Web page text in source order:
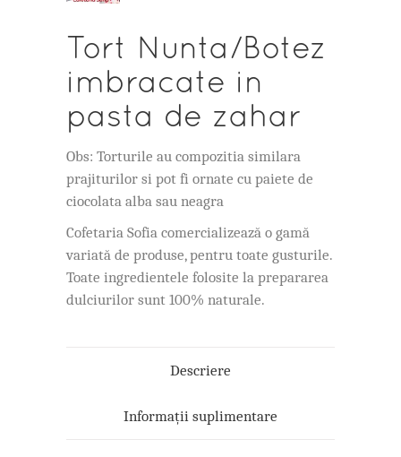
Tort Nunta/Botez
imbracate in
pasta de zahar
Obs: Torturile au compozitia similara
prajiturilor si pot fi ornate cu paiete de
ciocolata alba sau neagra
Cofetaria Sofia comercializează o gamă
variată de produse, pentru toate gusturile.
Toate ingredientele folosite la prepararea
dulciurilor sunt 100% naturale.
Descriere
Informații suplimentare